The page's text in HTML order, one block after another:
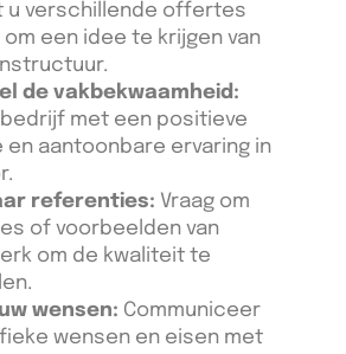
u verschillende offertes
een idee te krijgen van
de vakbekwaamheid:
met een positieve
aantoonbare ervaring in
referenties: Vraag om
of voorbeelden van
om de kwaliteit te
wensen: Communiceer
wensen en eisen met